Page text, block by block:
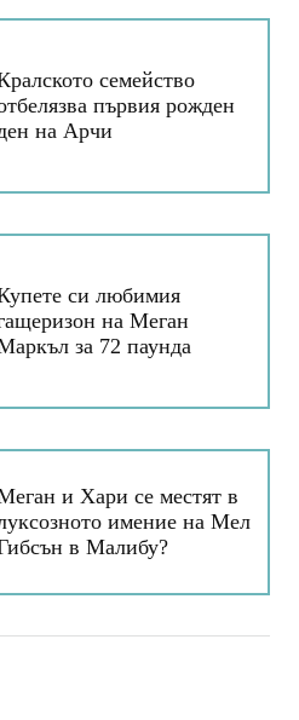
семейство
първия рожден
на Арчи
си любимия
на Меган
за 72 паунда
и Хари се местят в
имение на Мел
в Малибу?